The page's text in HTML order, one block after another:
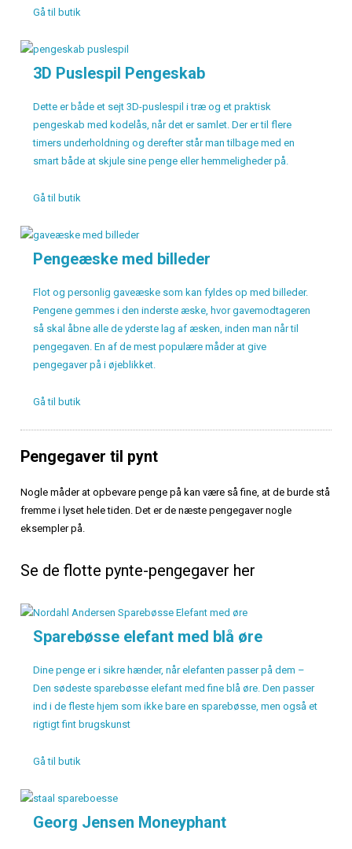
Gå til butik
3D Puslespil Pengeskab
Dette er både et sejt 3D-puslespil i træ og et praktisk
pengeskab med kodelås, når det er samlet. Der er til flere
timers underholdning og derefter står man tilbage med en
smart både at skjule sine penge eller hemmeligheder på.
Gå til butik
Pengeæske med billeder
Flot og personlig gaveæske som kan fyldes op med billeder.
Pengene gemmes i den inderste æske, hvor gavemodtageren
så skal åbne alle de yderste lag af æsken, inden man når til
pengegaven. En af de mest populære måder at give
pengegaver på i øjeblikket.
Gå til butik
Pengegaver til pynt
Nogle måder at opbevare penge på kan være så fine, at de burde stå
fremme i lyset hele tiden. Det er de næste pengegaver nogle
eksempler på.
Se de flotte pynte-pengegaver her
Sparebøsse elefant med blå øre
Dine penge er i sikre hænder, når elefanten passer på dem –
Den sødeste sparebøsse elefant med fine blå øre. Den passer
ind i de fleste hjem som ikke bare en sparebøsse, men også et
rigtigt fint brugskunst
Gå til butik
Georg Jensen Moneyphant